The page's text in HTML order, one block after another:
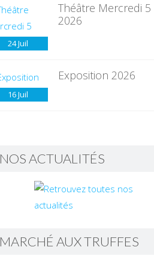
24Juil
Théâtre Mercredi
2026
16Juil
Exposition 2026
NOS ACTUALITÉS
MARCHÉ AUX TRUFFES